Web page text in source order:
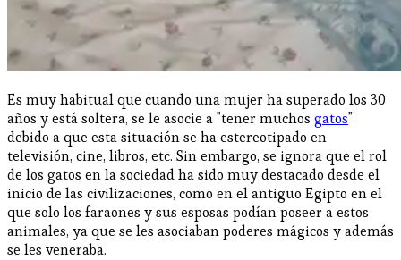
Es muy habitual que cuando una mujer ha superado los 30
años y está soltera, se le asocie a "tener muchos gatos"
debido a que esta situación se ha estereotipado en
televisión, cine, libros, etc. Sin embargo, se ignora que el rol
de los gatos en la sociedad ha sido muy destacado desde el
inicio de las civilizaciones, como en el antiguo Egipto en el
que solo los faraones y sus esposas podían poseer a estos
animales, ya que se les asociaban poderes mágicos y además
se les veneraba.